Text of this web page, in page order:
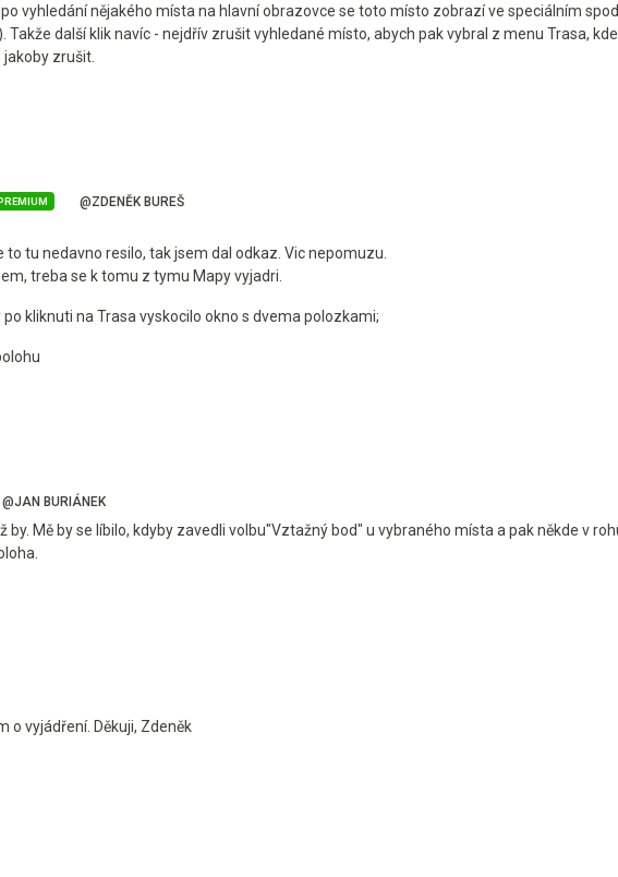
vyhledání nějakého místa na hlavní obrazovce se toto místo zobrazí ve speciálním
Takže další klik navíc - nejdřív zrušit vyhledané místo, abych pak vybral z menu Trasa,
zrušit.
@ZDENĚK BUREŠ
tu nedavno resilo, tak jsem dal odkaz. Vic nepomuzu.
treba se k tomu z tymu Mapy vyjadri.
kliknuti na Trasa vyskocilo okno s dvema polozkami;
@JAN BURIÁNEK
by. Mě by se líbilo, kdyby zavedli volbu"Vztažný bod" u vybraného místa a pak někde v
o vyjádření. Děkuji, Zdeněk